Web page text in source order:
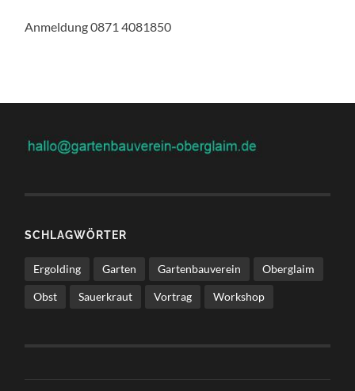
Anmeldung 0871 4081850
SCHLAGWÖRTER
Ergolding Garten Gartenbauverein Oberglaim
Obst Sauerkraut Vortrag Workshop